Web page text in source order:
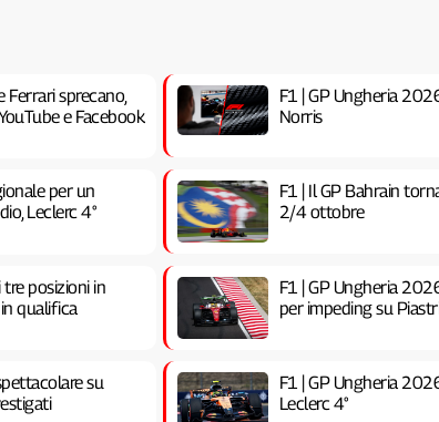
Ferrari sprecano,
e Facebook
F1 | GP Ungheria
Norris
per un
Leclerc 4°
F1 | Il GP Bahrain
2/4 ottobre
posizioni in
qualifica
F1 | GP Ungheria
per impeding su
su
F1 | GP Ungheria
Leclerc 4°